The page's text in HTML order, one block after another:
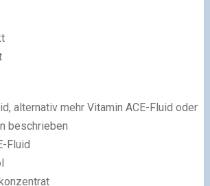
alternativ mehr Vitamin ACE-Fluid oder
beschrieben
Fluid